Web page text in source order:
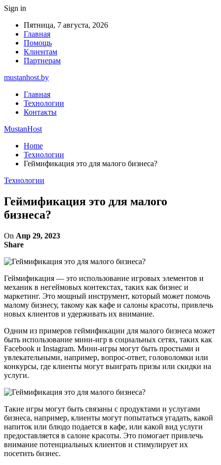
Sign in
Пятница, 7 августа, 2026
Главная
Помощь
Клиентам
Партнерам
mustanhost.by
Главная
Технологии
Контакты
MustanHost
Home
Технологии
Геймификация это для малого бизнеса?
Технологии
Геймификация это для малого
бизнеса?
On Апр 29, 2023
Share
Геймификация — это использование игровых элементов и
механик в негеймовых контекстах, таких как бизнес и
маркетинг. Это мощный инструмент, который может помочь
малому бизнесу, такому как кафе и салоны красоты, привлечь
новых клиентов и удерживать их внимание.
Одним из примеров геймификации для малого бизнеса может
быть использование мини-игр в социальных сетях, таких как
Facebook и Instagram. Мини-игры могут быть простыми и
увлекательными, например, вопрос-ответ, головоломки или
конкурсы, где клиенты могут выиграть призы или скидки на
услуги.
Такие игры могут быть связаны с продуктами и услугами
бизнеса, например, клиенты могут попытаться угадать, какой
напиток или блюдо подается в кафе, или какой вид услуги
предоставляется в салоне красоты. Это помогает привлечь
внимание потенциальных клиентов и стимулирует их
посетить бизнес.